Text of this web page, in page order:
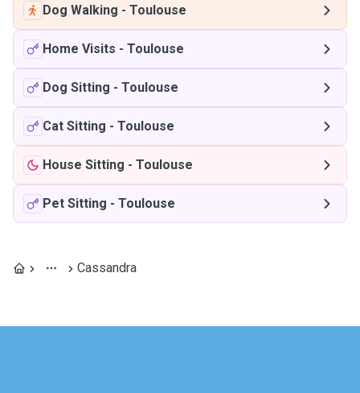
Dog Walking - Toulouse
Home Visits - Toulouse
Dog Sitting - Toulouse
Cat Sitting - Toulouse
House Sitting - Toulouse
Pet Sitting - Toulouse
Cassandra